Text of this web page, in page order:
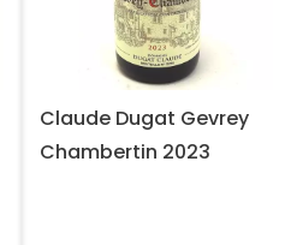
Claude Dugat Gevrey
Chambertin 2023